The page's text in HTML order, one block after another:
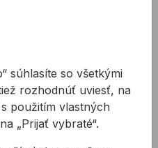
účinok
práškovými nátermi
súhlasíte so všetkými
rozhodnúť uviesť, na
použitím vlastných
„Prijať vybraté“.